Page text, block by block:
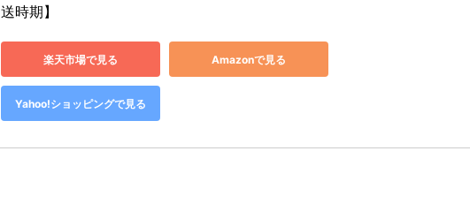
送時期】
楽天市場で見る Amazonで見る
Yahoo!ショッピングで見る